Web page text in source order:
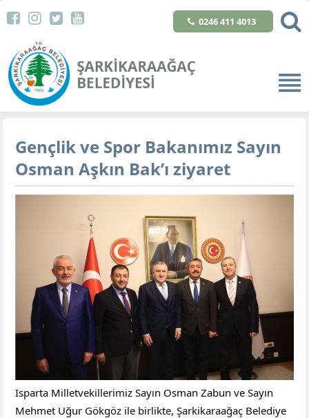
0246 411 4013
Gençlik ve Spor Bakanımız Sayın
Osman Aşkın Bak’ı ziyaret
Isparta Milletvekillerimiz Sayın Osman Zabun ve Sayın
Mehmet Uğur Gökgöz ile birlikte, Şarkikaraağaç Belediye